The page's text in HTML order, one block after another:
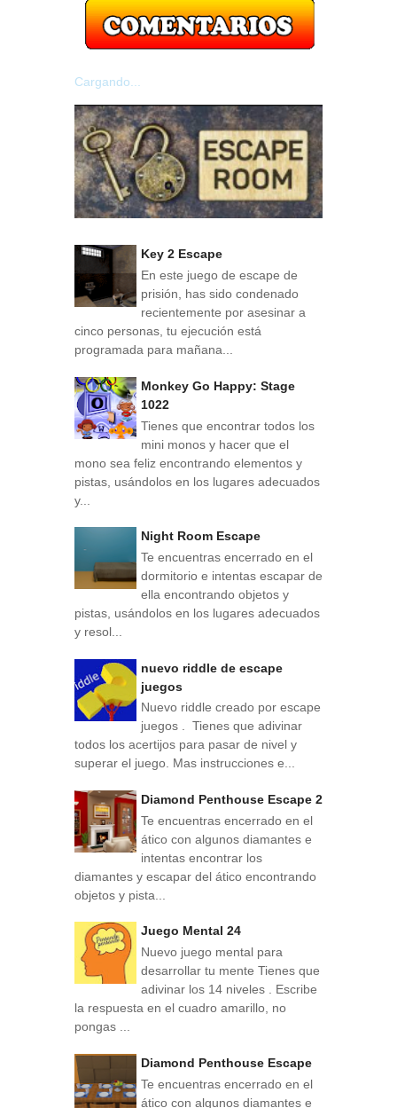
Cargando...
Key 2 Escape
En este juego de escape de
prisión, has sido condenado
recientemente por asesinar a
cinco personas, tu ejecución está
programada para mañana...
Monkey Go Happy: Stage
1022
Tienes que encontrar todos los
mini monos y hacer que el
mono sea feliz encontrando elementos y
pistas, usándolos en los lugares adecuados
y...
Night Room Escape
Te encuentras encerrado en el
dormitorio e intentas escapar de
ella encontrando objetos y
pistas, usándolos en los lugares adecuados
y resol...
nuevo riddle de escape
juegos
Nuevo riddle creado por escape
juegos . Tienes que adivinar
todos los acertijos para pasar de nivel y
superar el juego. Mas instrucciones e...
Diamond Penthouse Escape 2
Te encuentras encerrado en el
ático con algunos diamantes e
intentas encontrar los
diamantes y escapar del ático encontrando
objetos y pista...
Juego Mental 24
Nuevo juego mental para
desarrollar tu mente Tienes que
adivinar los 14 niveles . Escribe
la respuesta en el cuadro amarillo, no
pongas ...
Diamond Penthouse Escape
Te encuentras encerrado en el
ático con algunos diamantes e